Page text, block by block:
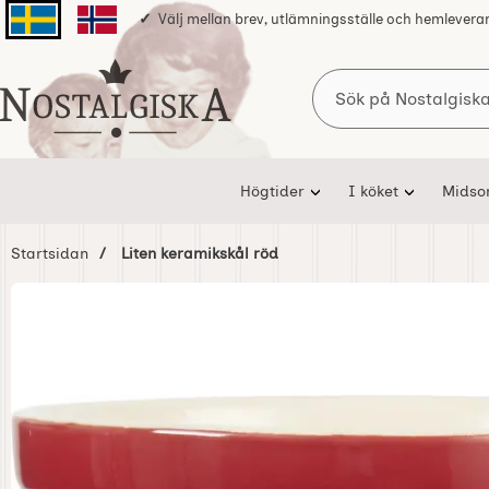
Svenska sidanNorska sidan
Välj mellan brev, utlämningsställe och
Startsidan för Nostalgiska
Sök
Högtider I köket
Startsidan Liten keramikskål röd